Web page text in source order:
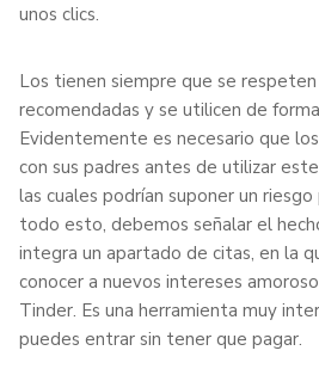
unos clics.
Los tienen siempre que se
recomendadas y se utilicen de
Evidentemente es necesario que
con sus padres antes de utilizar
las cuales podrían suponer un
todo esto, debemos señalar el
integra un apartado de citas, en la
conocer a nuevos intereses
Tinder. Es una herramienta muy
puedes entrar sin tener que pagar.